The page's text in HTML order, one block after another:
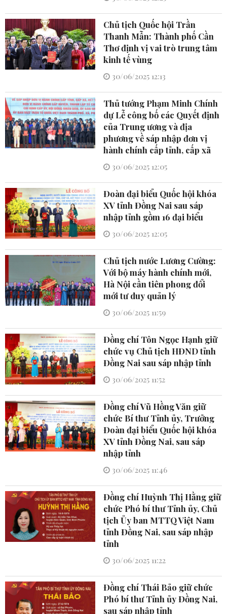
Chủ tịch Quốc hội Trần
Thanh Mẫn: Thành phố Cần
Thơ định vị vai trò trung tâm
kinh tế vùng
30/06/2025 12:13
Thủ tướng Phạm Minh Chính
dự Lễ công bố các Quyết định
của Trung ương và địa
phương về sáp nhập đơn vị
hành chính cấp tỉnh, cấp xã
30/06/2025 12:05
Đoàn đại biểu Quốc hội khóa
XV tỉnh Đồng Nai sau sáp
nhập tỉnh gồm 16 đại biểu
30/06/2025 12:05
Chủ tịch nước Lương Cường:
Với bộ máy hành chính mới,
Hà Nội cần tiên phong đổi
mới tư duy quản lý
30/06/2025 11:59
Đồng chí Tôn Ngọc Hạnh giữ
chức vụ Chủ tịch HĐND tỉnh
Đồng Nai sau sáp nhập tỉnh
30/06/2025 11:52
Đồng chí Vũ Hồng Văn giữ
chức Bí thư Tỉnh ủy, Trưởng
Đoàn đại biểu Quốc hội khóa
XV tỉnh Đồng Nai, sau sáp
nhập tỉnh
30/06/2025 11:46
Đồng chí Huỳnh Thị Hằng giữ
chức Phó bí thư Tỉnh ủy, Chủ
tịch Ủy ban MTTQ Việt Nam
tỉnh Đồng Nai, sau sáp nhập
tỉnh
30/06/2025 11:22
Đồng chí Thái Bảo giữ chức
Phó bí thư Tỉnh ủy Đồng Nai,
sau sáp nhập tỉnh